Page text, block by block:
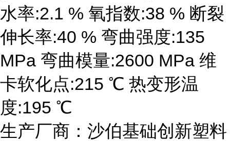
水率:2.1 % 氧指数:38 % 断裂
伸长率:40 % 弯曲强度:135
MPa 弯曲模量:2600 MPa 维
卡软化点:215 ℃ 热变形温
度:195 ℃
生产厂商：沙伯基础创新塑料